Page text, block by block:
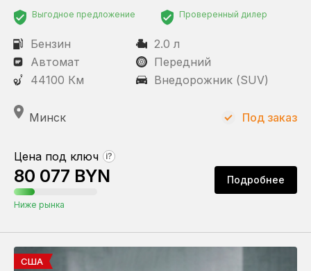
Выгодное предложение Проверенный дилер
Бензин
2.0 л
Автомат
Передний
44100 Км
Внедорожник (SUV)
Минск
Цена под ключ ?
80 077 BYN
Ниже рынка
Подробнее
Под заказ
США